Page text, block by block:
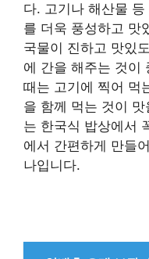
다. 고기나 해산물
를 더욱 풍성하고 맛
국물이 진하고 맛있
에 간을 해주는 것이
때는 고기에 찍어 먹
을 함께 먹는 것이
는 한국식 밥상에서
에서 간편하게 만들
나입니다.